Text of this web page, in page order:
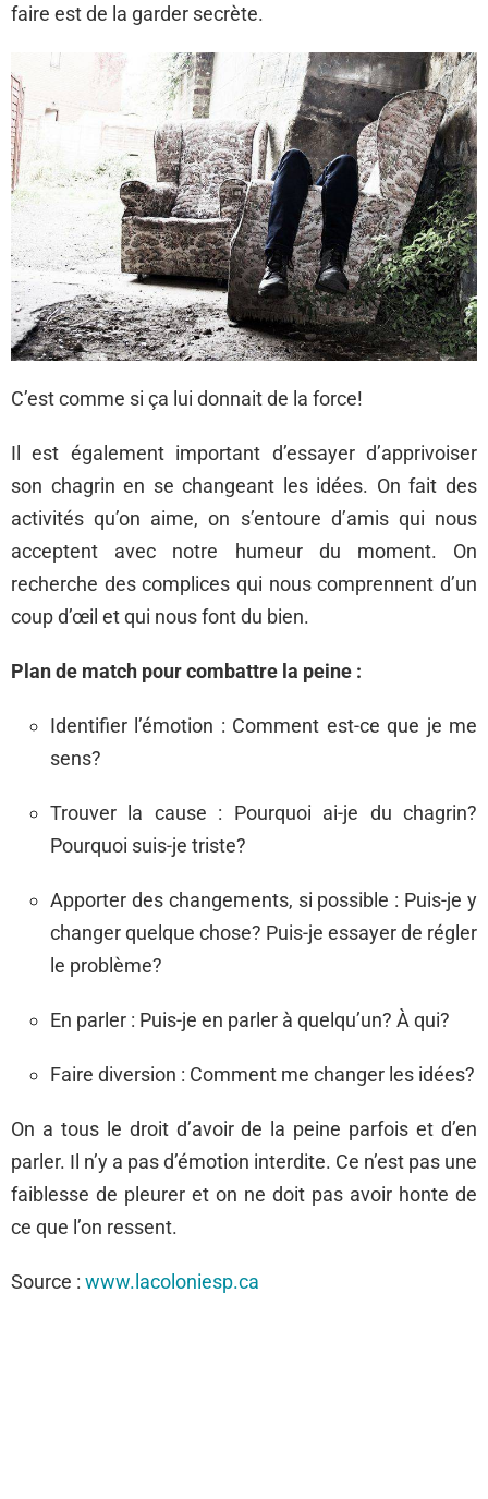
faire est de la garder secrète.
C’est comme si ça lui donnait de la force!
Il est également important d’essayer d’apprivoiser
son chagrin en se changeant les idées. On fait des
activités qu’on aime, on s’entoure d’amis qui nous
acceptent avec notre humeur du moment. On
recherche des complices qui nous comprennent d’un
coup d’œil et qui nous font du bien.
Plan de match pour combattre la peine :
Identifier l’émotion : Comment est-ce que je me
sens?
Trouver la cause : Pourquoi ai-je du chagrin?
Pourquoi suis-je triste?
Apporter des changements, si possible : Puis-je y
changer quelque chose? Puis-je essayer de régler
le problème?
En parler : Puis-je en parler à quelqu’un? À qui?
Faire diversion : Comment me changer les idées?
On a tous le droit d’avoir de la peine parfois et d’en
parler. Il n’y a pas d’émotion interdite. Ce n’est pas une
faiblesse de pleurer et on ne doit pas avoir honte de
ce que l’on ressent.
Source : www.lacoloniesp.ca